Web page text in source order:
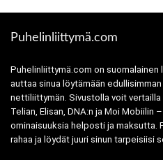
Puhelinliittymä.com
Puhelinliittymä.com on
auttaa sinua löytämään
nettiliittymän. Sivustolla voit
Telian, Elisan, DNA:n ja Moi Mobiilin
ominaisuuksia helposti ja maksutta.
rahaa ja löydät juuri sinun tarpeisiisi